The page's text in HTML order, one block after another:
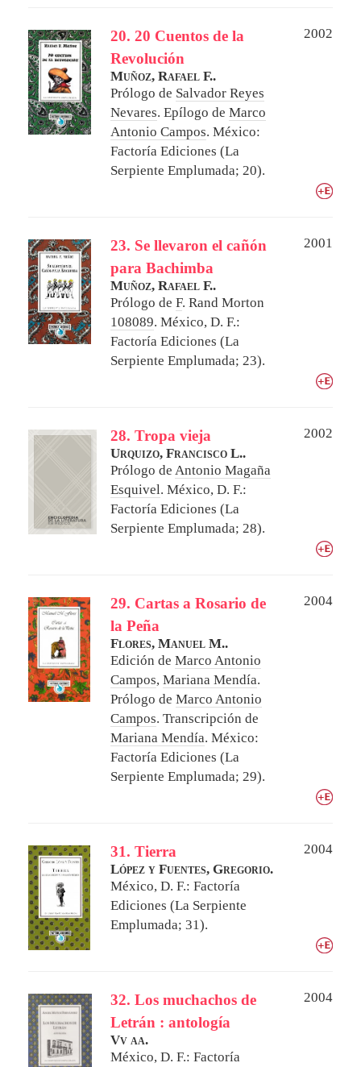
20. 20 Cuentos de la
Revolución
2002
Muñoz, Rafael F..
Prólogo de Salvador Reyes
Nevares. Epílogo de Marco
Antonio Campos. México:
Factoría Ediciones (La
Serpiente Emplumada; 20).
23. Se llevaron el cañón
para Bachimba
2001
Muñoz, Rafael F..
Prólogo de F. Rand Morton
108089. México, D. F.:
Factoría Ediciones (La
Serpiente Emplumada; 23).
28. Tropa vieja
2002
Urquizo, Francisco L..
Prólogo de Antonio Magaña
Esquivel. México, D. F.:
Factoría Ediciones (La
Serpiente Emplumada; 28).
29. Cartas a Rosario de
la Peña
2004
Flores, Manuel M..
Edición de Marco Antonio
Campos, Mariana Mendía.
Prólogo de Marco Antonio
Campos. Transcripción de
Mariana Mendía. México:
Factoría Ediciones (La
Serpiente Emplumada; 29).
31. Tierra
2004
López y Fuentes, Gregorio.
México, D. F.: Factoría
Ediciones (La Serpiente
Emplumada; 31).
32. Los muchachos de
Letrán : antología
2004
Vv aa.
México, D. F.: Factoría